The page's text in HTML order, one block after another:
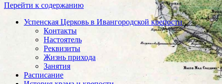
Перейти к содержанию
Успенская Церковь в Ивангородской крепости
Контакты
Настоятель
Реквизиты
Жизнь прихода
Занятия
Расписание